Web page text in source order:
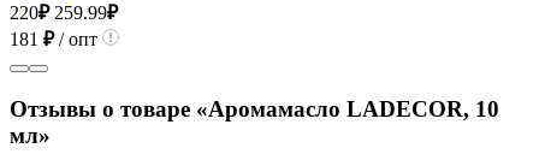
220₽ 259.99₽
181 ₽/ опт
Отзывы о товаре «Аромамасло LADECOR, 10
мл»